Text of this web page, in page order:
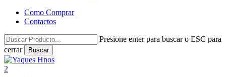
Como Comprar
Contactos
Presione enter para buscar o ESC para
cerrar
Buscar
Close
Search
search
account
2